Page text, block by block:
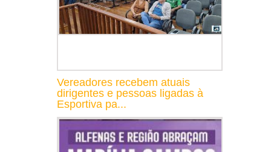
Vereadores recebem atuais
dirigentes e pessoas ligadas à
Esportiva pa...